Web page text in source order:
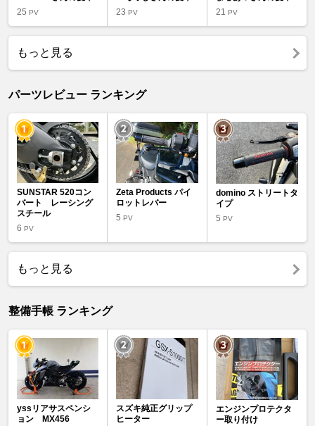
25 PV
23PV
21 PV
もっと見る
パーツレビュー ランキング
SUNSTAR 520コン
バート レーシング
スチール
6 PV
Zeta Products パイ
ロットレバー
5PV
domino ストリートタ
イプ
5 PV
もっと見る
整備手帳 ランキング
yssリアサスペンシ
ョン MX456
スズキ純正グリップ
ヒーター
エンジンプロテクタ
ー取り付け